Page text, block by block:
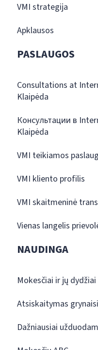
VMI strategija
Apklausos
PASLAUGOS
Consultations at
Klaipėda
Консультации в
Klaipėda
VMI teikiamos
VMI kliento profilis
VMI skaitmeninė
Vienas langelis
NAUDINGA
Mokesčiai ir jų dydžiai
Atsiskaitymas
Dažniausiai